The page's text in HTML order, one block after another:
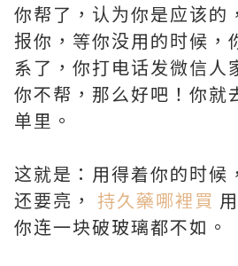
你帮了，认为你是应该的
报你，等你没用的时候，
系了，你打电话发微信人
你不帮，那么好吧！你就
单里。
这就是：用得着你的时候
还要亮， 持久藥哪裡買
你连一块破玻璃都不如。